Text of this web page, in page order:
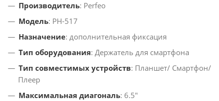
Производитель: Perfeo
Модель: PH-517
Назначение: дополнительная фиксация
Тип оборудования: Держатель для смартфона
Тип совместимых устройств: Планшет/ Смартфон/
Плеер
Максимальная диагональ: 6.5"